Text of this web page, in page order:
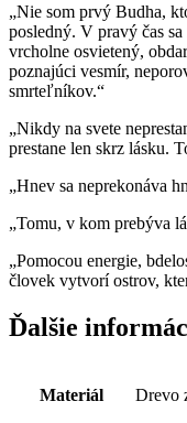
„Nie som prvý Budha,
posledný. V pravý čas
vrcholne osvietený,
poznajúci vesmír,
smrteľníkov.“
„Nikdy na svete
prestane len skrz lásku.
„Hnev sa neprekonáva
„Tomu, v kom prebýva
„Pomocou energie,
človek vytvorí ostrov,
Ďalšie
Materiál Drevo